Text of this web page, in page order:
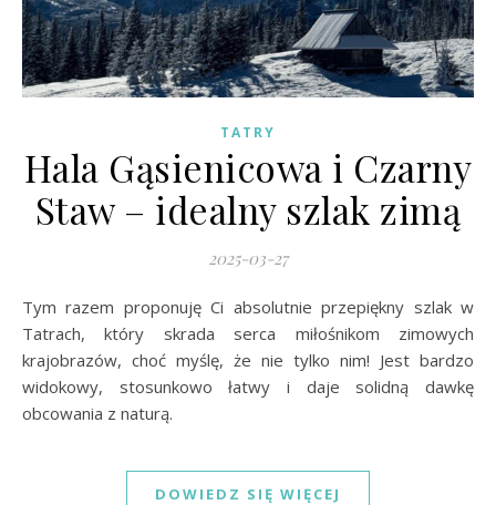
TATRY
Hala Gąsienicowa i Czarny
Staw – idealny szlak zimą
2025-03-27
Tym razem proponuję Ci absolutnie przepiękny szlak w
Tatrach, który skrada serca miłośnikom zimowych
krajobrazów, choć myślę, że nie tylko nim! Jest bardzo
widokowy, stosunkowo łatwy i daje solidną dawkę
obcowania z naturą.
DOWIEDZ SIĘ WIĘCEJ